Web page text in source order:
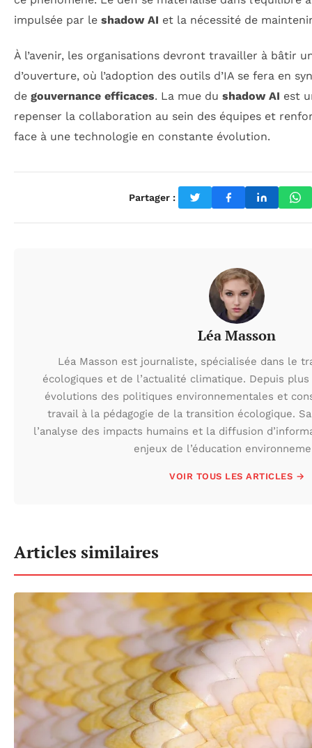
impulsée par le shadow AI et la nécessité de
À l’avenir, les organisations devront travailler à bâtir
d’ouverture, où l’adoption des outils d’IA se fera en
de gouvernance efficaces. La mue du shadow AI est
repenser la collaboration au sein des équipes et
face à une technologie en constante évolution.
Partager :
Léa Masson
Léa Masson est journaliste, spécialisée dans le
écologiques et de l’actualité climatique. Depuis
évolutions des politiques environnementales et
travail à la pédagogie de la transition écologique.
l’analyse des impacts humains et la diffusion
enjeux de l’éducation
VOIR TOUS LES ARTICLES →
Articles similaires